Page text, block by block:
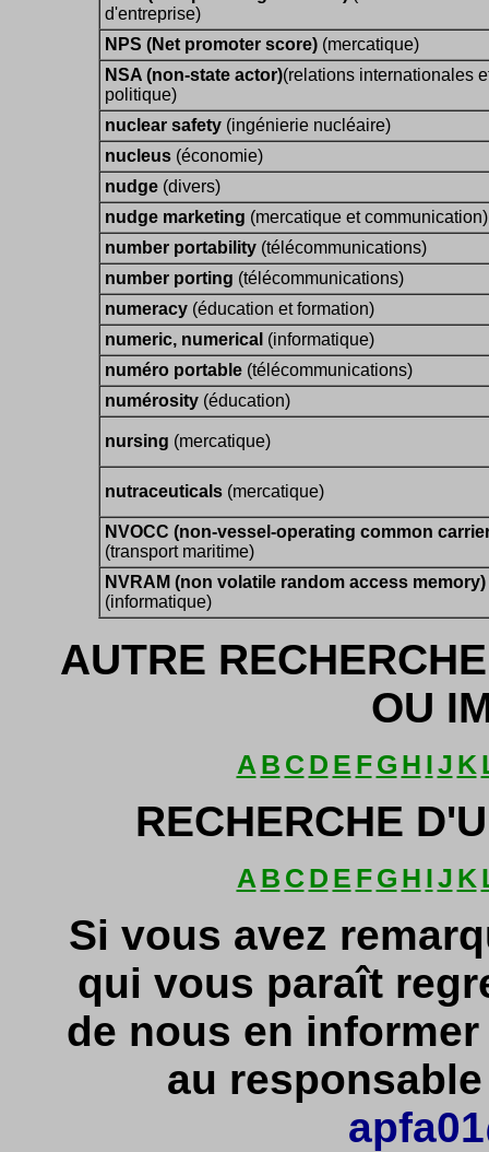
d'entreprise)
NPS (Net promoter score) (mercatique)
NSA (non-state actor)(relations internationales
politique)
nuclear safety (ingénierie nucléaire)
nucleus (économie)
nudge (divers)
nudge marketing (mercatique et communication)
number portability (télécommunications)
number porting (télécommunications)
numeracy (éducation et formation)
numeric, numerical (informatique)
numéro portable (télécommunications)
numérosity (éducation)
nursing (mercatique)
nutraceuticals (mercatique)
NVOCC (non-vessel-operating common
(transport maritime)
NVRAM (non volatile random access memory)
(informatique)
AUTRE
OU
A B C D E F G H IJ K
RECHERCHE
A B C D E F G H IJ K
Si vous avez
qui vous paraît
de nous en
au